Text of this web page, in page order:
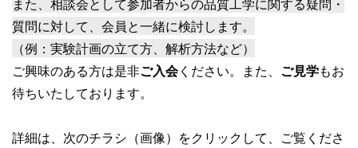
質問に対して、会員と一緒に検討します。
（例：実験計画の立て方、解析方法など）
ご興味のある方は是非ご入会ください。また、 ご見学もお
待ちいたしております。
詳細は、次のチラシ（画像）をクリックして、ご覧くださ